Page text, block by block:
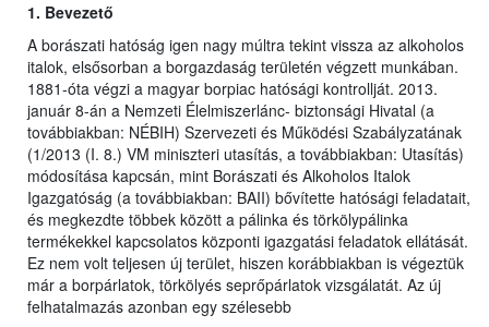
1. Bevezető
A borászati hatóság igen nagy múltra tekint vissza az alkoholos
italok, elsősorban a borgazdaság területén végzett munkában.
1881-óta végzi a magyar borpiac hatósági kontrollját. 2013.
január 8-án a Nemzeti Élelmiszerlánc- biztonsági Hivatal (a
továbbiakban: NÉBIH) Szervezeti és Működési Szabályzatának
(1/2013 (I. 8.) VM miniszteri utasítás, a továbbiakban: Utasítás)
módosítása kapcsán, mint Borászati és Alkoholos Italok
Igazgatóság (a továbbiakban: BAII) bővítette hatósági feladatait,
és megkezdte többek között a pálinka és törkölypálinka
termékekkel kapcsolatos központi igazgatási feladatok ellátását.
Ez nem volt teljesen új terület, hiszen korábbiakban is végeztük
már a borpárlatok, törkölyés seprőpárlatok vizsgálatát. Az új
felhatalmazás azonban egy szélesebb